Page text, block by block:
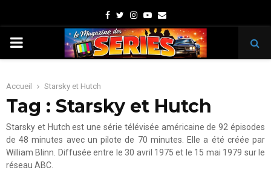
Facebook
TwitterInstagram
Youtube
Email
PRIMARY
Accueil Starsky et Hutch
Tag : Starsky et Hutch
Starsky et Hutch est une série télévisée américaine de 92 épisodes
de 48 minutes avec un pilote de 70 minutes. Elle a été créée par
William Blinn. Diffusée entre le 30 avril 1975 et le 15 mai 1979 sur le
réseau ABC.